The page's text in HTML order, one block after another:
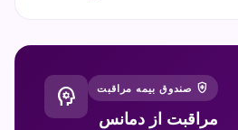
psychology health_and_safety صندوق بیمه مراقبت
مراقبت از دمانس